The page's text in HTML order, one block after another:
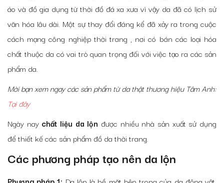
áo và đồ gia dụng từ thời đồ đá xa xưa vì vậy da đã có lịch sử
văn hóa lâu dài. Một sự thay đổi đáng kể đã xảy ra trong cuộc
cách mạng công nghiệp thời trang , nơi có bán các loại hóa
chất thuộc da có vai trò quan trọng đối với việc tạo ra các sản
phẩm da.
Mời bạn xem ngay các sản phẩm từ da thật thương hiệu Tâm Anh:
Tại đây
Ngày nay chất liệu da lộn được nhiều nhà sản xuất sử dụng
để thiết kế các sản phẩm đồ da thời trang.
Các phương pháp tạo nên da lộn